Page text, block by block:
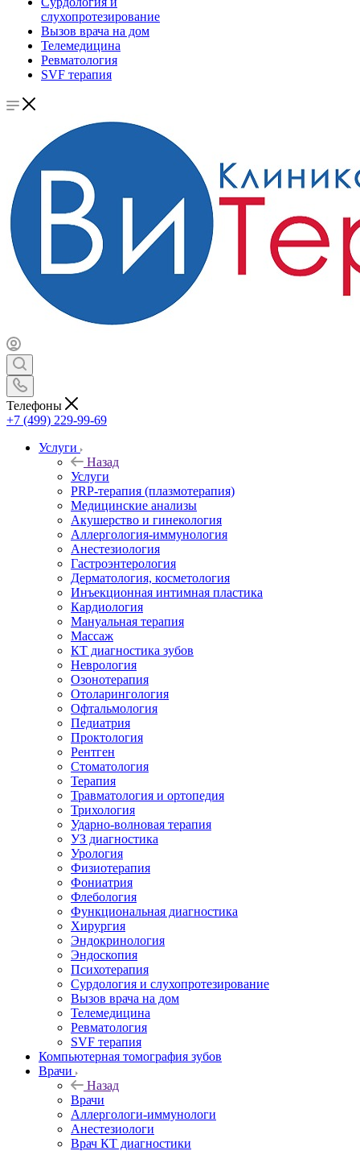
слухопротезирование
Вызов врача на дом
Телемедицина
Ревматология
SVF терапия
Телефоны
+7 (499) 229-99-69
Услуги
Назад
Услуги
PRP-терапия (плазмотерапия)
Медицинские анализы
Акушерство и гинекология
Аллергология-иммунология
Анестезиология
Гастроэнтерология
Дерматология, косметология
Инъекционная интимная пластика
Кардиология
Мануальная терапия
Массаж
КТ диагностика зубов
Неврология
Озонотерапия
Отоларингология
Офтальмология
Педиатрия
Проктология
Рентген
Стоматология
Терапия
Травматология и ортопедия
Трихология
Ударно-волновая терапия
УЗ диагностика
Урология
Физиотерапия
Фониатрия
Флебология
Функциональная диагностика
Хирургия
Эндокринология
Эндоскопия
Психотерапия
Сурдология и слухопротезирование
Вызов врача на дом
Телемедицина
Ревматология
SVF терапия
Компьютерная томография зубов
Врачи
Назад
Врачи
Аллергологи-иммунологи
Анестезиологи
Врач КТ диагностики